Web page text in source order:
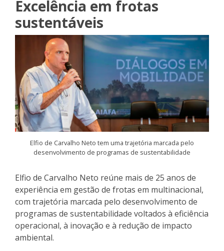
Excelência em frotas
sustentáveis
Elfio de Carvalho Neto tem uma trajetória marcada pelo
desenvolvimento de programas de sustentabilidade
Elfio de Carvalho Neto reúne mais de 25 anos de
experiência em gestão de frotas em multinacional,
com trajetória marcada pelo desenvolvimento de
programas de sustentabilidade voltados à eficiência
operacional, à inovação e à redução de impacto
ambiental.